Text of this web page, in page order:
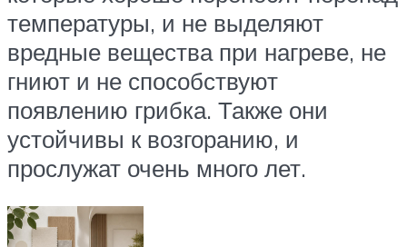
температуры, и не выделяют
вредные вещества при нагреве, не
гниют и не способствуют
появлению грибка. Также они
устойчивы к возгоранию, и
прослужат очень много лет.